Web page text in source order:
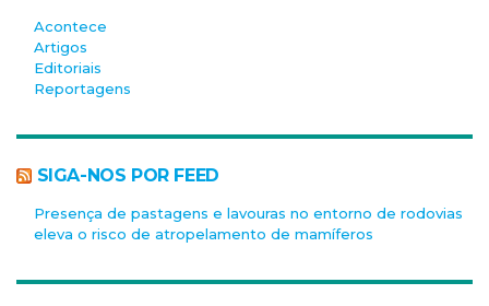
Acontece
Artigos
Editoriais
Reportagens
SIGA-NOS POR FEED
Presença de pastagens e lavouras no entorno de rodovias
eleva o risco de atropelamento de mamíferos